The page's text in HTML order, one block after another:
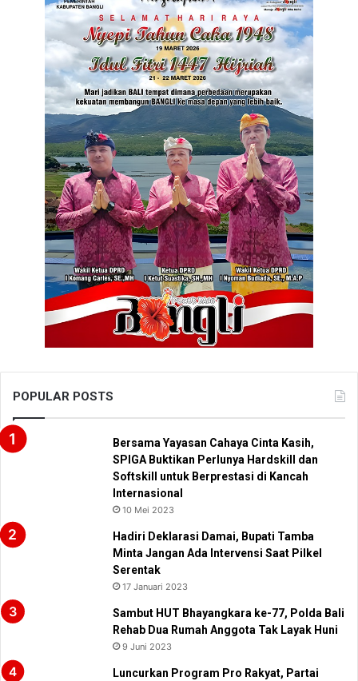
POPULAR POSTS
Bersama Yayasan Cahaya Cinta Kasih,
SPIGA Buktikan Perlunya Hardskill dan
Softskill untuk Berprestasi di Kancah
Internasional
10 Mei 2023
Hadiri Deklarasi Damai, Bupati Tamba
Minta Jangan Ada Intervensi Saat Pilkel
Serentak
17 Januari 2023
Sambut HUT Bhayangkara ke-77, Polda Bali
Rehab Dua Rumah Anggota Tak Layak Huni
9 Juni 2023
Luncurkan Program Pro Rakyat, Partai